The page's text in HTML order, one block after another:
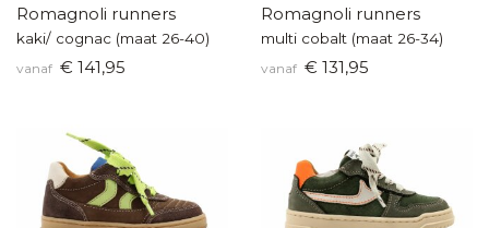
Romagnoli runners
kaki/ cognac (maat 26-40)
vanaf € 141,95
Romagnoli runners
multi cobalt (maat 26-34)
vanaf € 131,95